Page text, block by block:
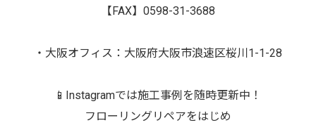
【FAX】0598-31-3688
・大阪オフィス：大阪府大阪市浪速区桜川1-1-28
📱Instagramでは施工事例を随時更新中！
フローリングリペアをはじめ